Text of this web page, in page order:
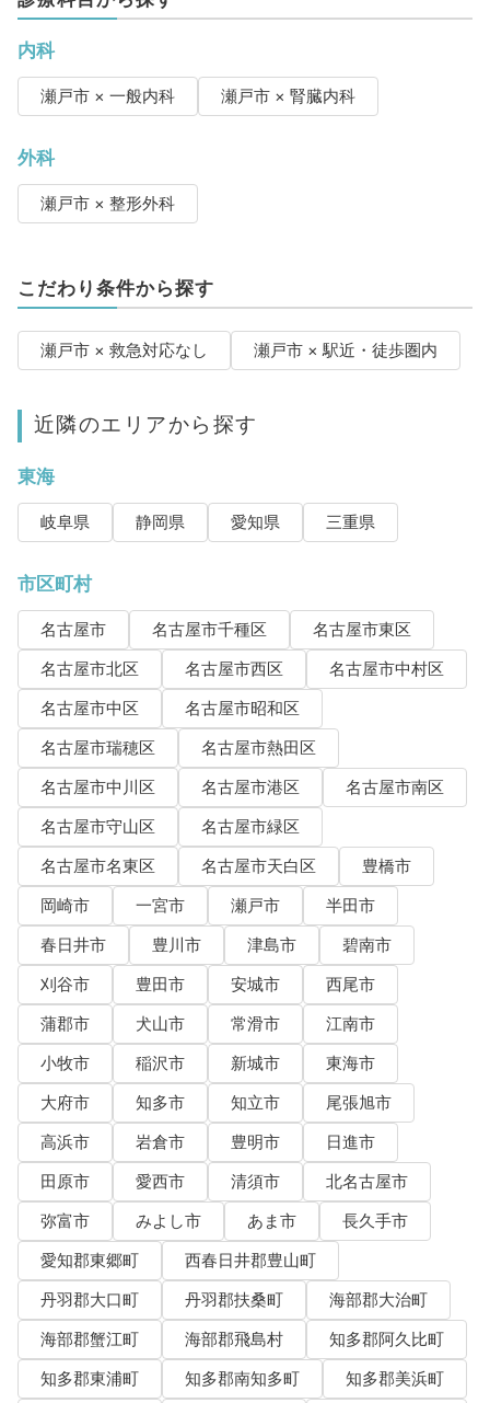
内科
瀬戸市 × 一般内科 瀬戸市 × 腎臓内科
外科
瀬戸市 × 整形外科
こだわり条件から探す
瀬戸市 × 救急対応なし 瀬戸市 × 駅近・徒歩圏内
近隣のエリアから探す
東海
岐阜県 静岡県 愛知県 三重県
市区町村
名古屋市 名古屋市千種区
名古屋市東区
名古屋市北区
名古屋市西区
名古屋市中村区
名古屋市中区
名古屋市昭和区
名古屋市瑞穂区
名古屋市熱田区
名古屋市中川区
名古屋市港区
名古屋市南区
名古屋市守山区
名古屋市緑区
名古屋市名東区
名古屋市天白区
豊橋市
岡崎市
一宮市 瀬戸市
半田市
春日井市
豊川市 津島市
碧南市
刈谷市
豊田市 安城市
西尾市
蒲郡市
犬山市 常滑市
江南市
小牧市
稲沢市 新城市
東海市
大府市
知多市 知立市
尾張旭市
高浜市
岩倉市 豊明市
日進市
田原市
愛西市 清須市
北名古屋市
弥富市
みよし市 あま市
長久手市
愛知郡東郷町
西春日井郡豊山町
丹羽郡大口町
丹羽郡扶桑町
海部郡大治町
海部郡蟹江町
海部郡飛島村
知多郡阿久比町
知多郡東浦町
知多郡南知多町
知多郡美浜町